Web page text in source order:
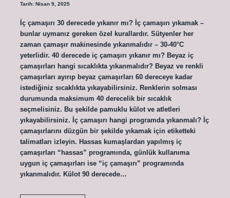
Tarih: Nisan 9, 2025
İç çamaşırı 30 derecede yıkanır mı? İç çamaşırı yıkamak –
bunlar uymanız gereken özel kurallardır. Sütyenler her
zaman çamaşır makinesinde yıkanmalıdır – 30-40°C
yeterlidir. 40 derecede iç çamaşırı yıkanır mı? Beyaz iç
çamaşırları hangi sıcaklıkta yıkanmalıdır? Beyaz ve renkli
çamaşırları ayırıp beyaz çamaşırları 60 dereceye kadar
istediğiniz sıcaklıkta yıkayabilirsiniz. Renklerin solması
durumunda maksimum 40 derecelik bir sıcaklık
seçmelisiniz. Bu şekilde pamuklu külot ve atletleri
yıkayabilirsiniz. İç çamaşırı hangi programda yıkanmalı? İç
çamaşırlarını düzgün bir şekilde yıkamak için etiketteki
talimatları izleyin. Hassas kumaşlardan yapılmış iç
çamaşırları “hassas” programında, günlük kullanıma
uygun iç çamaşırları ise “iç çamaşırı” programında
yıkanmalıdır. Külot 90 derecede…